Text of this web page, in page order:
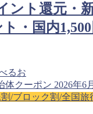
ント還元・
ト・国内
るお
/ブロック割/全国旅